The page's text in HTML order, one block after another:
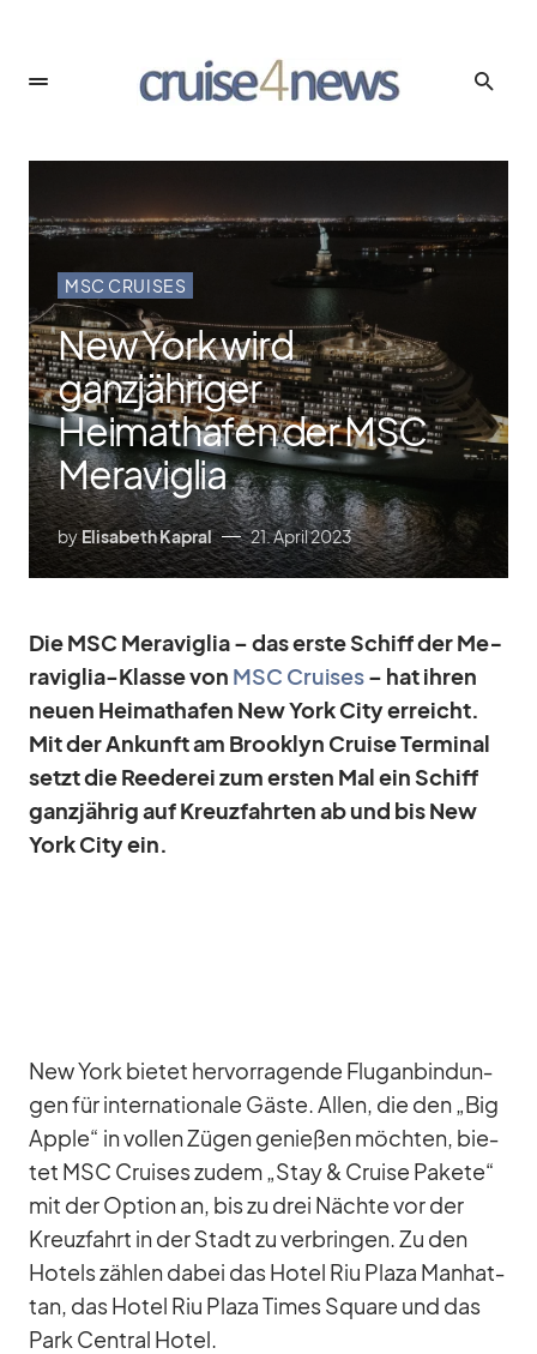
MSC CRUISES
New York wird
ganzjähriger
Heimathafen der MSC
Meraviglia
by Elisabeth Kapral 21. April 2023
Die MSC Me­ra­vi­glia – das erste Schiff der Me­
ra­vi­glia-Klasse von MSC Crui­ses– hat ih­ren
neuen Hei­mat­ha­fen New York City er­reicht.
Mit der An­kunft am Brook­lyn Cruise Ter­mi­nal
setzt die Ree­de­rei zum ers­ten Mal ein Schiff
ganz­jäh­rig auf Kreuz­fahr­ten ab und bis New
York City ein.
New York bie­tet her­vor­ra­gende Flug­an­bin­dun­
gen für in­ter­na­tio­nale Gäste. Al­len, die den „Big
Ap­ple“ in vol­len Zü­gen ge­nie­ßen möch­ten, bie­
tet MSC Crui­ses zu­dem „Stay & Cruise Pa­kete“
mit der Op­tion an, bis zu drei Nächte vor der
Kreuz­fahrt in der Stadt zu ver­brin­gen. Zu den
Ho­tels zäh­len da­bei das Ho­tel Riu Plaza Man­hat­
tan, das Ho­tel Riu Plaza Times Square und das
Park Cen­tral Ho­tel.